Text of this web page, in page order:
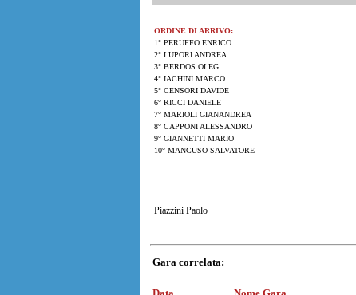
ORDINE DI ARRIVO:
1° PERUFFO ENRICO
2° LUPORI ANDREA
3° BERDOS OLEG
4° IACHINI MARCO
5° CENSORI DAVIDE
6° RICCI DANIELE
7° MARIOLI GIANANDREA
8° CAPPONI ALESSANDRO
9° GIANNETTI MARIO
10° MANCUSO SALVATORE
Piazzini Paolo
Gara correlata: